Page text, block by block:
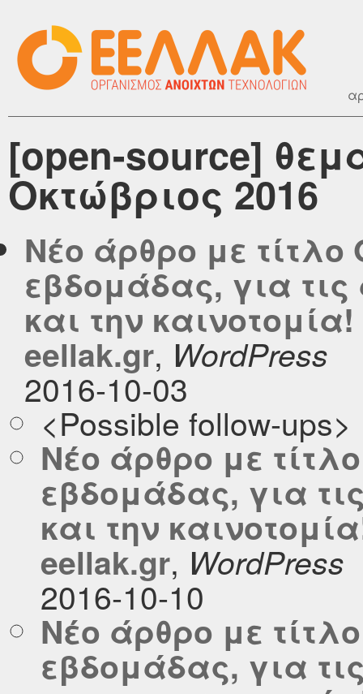
[open-source]
Οκτώβριος 2016
Νέο άρθρο με τίτλο
εβδομάδας, για τις
και την
eellak.gr, WordPress
2016-10-03
<Possible follow-ups>
Νέο άρθρο με
εβδομάδας, για
και την
eellak.gr, WordPress
2016-10-10
Νέο άρθρο με
εβδομάδας, για